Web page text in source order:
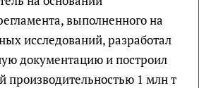
выполненного на
исследований, разработал
документацию и построил
производительностью 1 млн т